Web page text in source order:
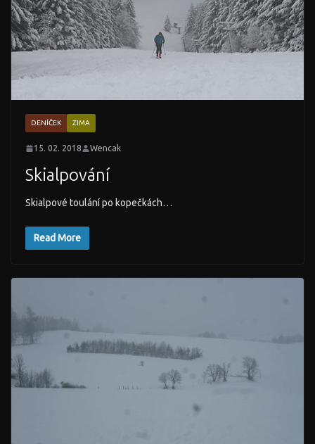
DENÍČEK ZIMA
15. 02. 2018 Wencak
Skialpování
Skialpové toulání po kopečkách…
Read More